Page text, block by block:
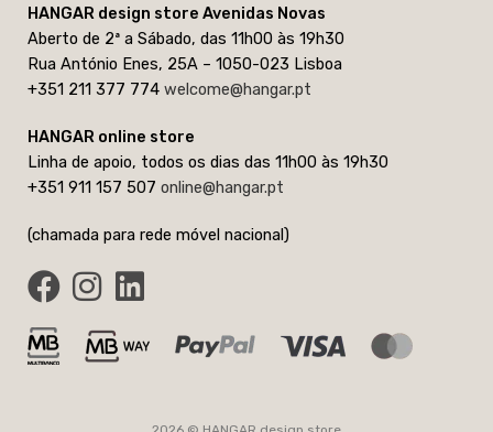
HANGAR design store Avenidas Novas
Aberto de 2ª a Sábado, das 11h00 às 19h30
Rua António Enes, 25A – 1050-023 Lisboa
+351 211 377 774 welcome@hangar.pt
HANGAR online store
Linha de apoio, todos os dias das 11h00 às 19h30
+351 911 157 507 online@hangar.pt
(chamada para rede móvel nacional)